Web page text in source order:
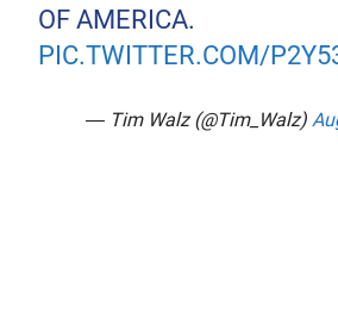
OF AMERICA.
PIC.TWITTER.COM/
— Tim Walz (@Tim_Walz)